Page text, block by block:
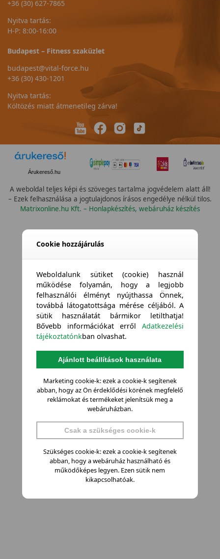
+36 (30) 627-7865
Nyitva tartás:
H-P: 8:00-16:00
Budapest – Fitness szaküzlet
budapest@vital-force.hu
+36 (30) 430-1201
Nyitva tartás:
Költözés miatt átmenetileg zárva!
Árukereső.hu
A weboldal teljes képi és szöveges tartalma jogvédelem alatt áll!
– Ezek felhasználása a jogtulajdonos írásos engedélye nélkül tilos.
Matrixonline.hu Kft. – Honlapkészítés, webáruház készítés
Cookie hozzájárulás
Weboldalunk sütiket (cookie) használ
működése folyamán, hogy a legjobb
felhasználói élményt nyújthassa Önnek,
továbbá látogatottsága mérése céljából. A
sütik használatát bármikor letilthatja!
Bővebb információkat errőlAdatkezelési
tájékoztatónkban olvashat.
Ajánlott beállítások használata
Marketing cookie-k: ezek a cookie-k segítenek
abban, hogy az Ön érdeklődési körének megfelelő
reklámokat és termékeket jelenítsük meg a
webáruházban.
Csak a szükséges cookie-k
Szükséges cookie-k: ezek a cookie-k segítenek
abban, hogy a webáruház használható és
működőképes legyen. Ezen sütik nem
kikapcsolhatóak.